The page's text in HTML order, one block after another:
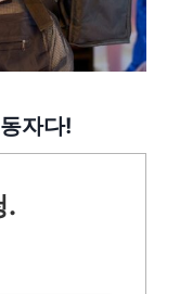
자다!
.